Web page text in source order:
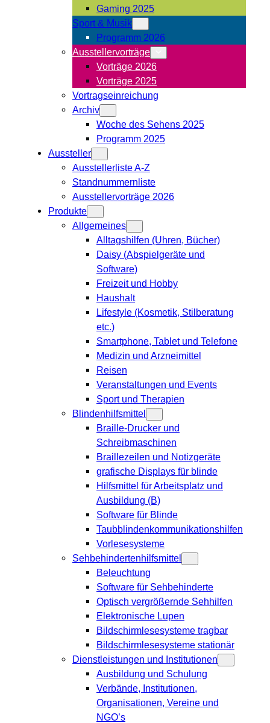
Gaming 2025
Sport & Musik
Programm 2026
Ausstellervorträge
Vorträge 2026
Vorträge 2025
Vortragseinreichung
Archiv
Woche des Sehens 2025
Programm 2025
Aussteller
Ausstellerliste A-Z
Standnummernliste
Ausstellervorträge 2026
Produkte
Allgemeines
Alltagshilfen (Uhren, Bücher)
Daisy (Abspielgeräte und
Software)
Freizeit und Hobby
Haushalt
Lifestyle (Kosmetik, Stilberatung
etc.)
Smartphone, Tablet und Telefone
Medizin und Arzneimittel
Reisen
Veranstaltungen und Events
Sport und Therapien
Blindenhilfsmittel
Braille-Drucker und
Schreibmaschinen
Braillezeilen und Notizgeräte
grafische Displays für blinde
Hilfsmittel für Arbeitsplatz und
Ausbildung (B)
Software für Blinde
Taubblindenkommunikationshilfen
Vorlesesysteme
Sehbehindertenhilfsmittel
Beleuchtung
Software für Sehbehinderte
Optisch vergrößernde Sehhilfen
Elektronische Lupen
Bildschirmlesesysteme tragbar
Bildschirmlesesysteme stationär
Dienstleistungen und Institutionen
Ausbildung und Schulung
Verbände, Institutionen,
Organisationen, Vereine und
NGO’s